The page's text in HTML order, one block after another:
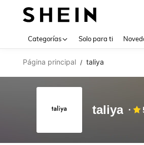
Categorías Solo para ti
Página principal / taliya
taliya